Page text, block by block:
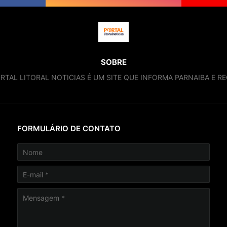
SOBRE
LITORAL NOTICIAS É UM SITE QUE INFORMA PARNAIBA E
FORMULÁRIO DE CONTATO